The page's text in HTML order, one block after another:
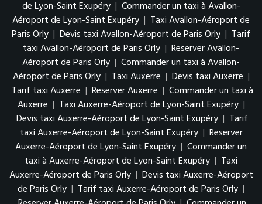
de Lyon-Saint Exupéry | Commander un taxi à Avallon-
Aéroport de Lyon-Saint Exupéry | Taxi Avallon-Aéroport de
Paris Orly | Devis taxi Avallon-Aéroport de Paris Orly | Tarif
taxi Avallon-Aéroport de Paris Orly | Reserver Avallon-
Aéroport de Paris Orly | Commander un taxi à Avallon-
Aéroport de Paris Orly | Taxi Auxerre | Devis taxi Auxerre |
Tarif taxi Auxerre | Reserver Auxerre | Commander un taxi à
Auxerre | Taxi Auxerre-Aéroport de Lyon-Saint Exupéry |
Devis taxi Auxerre-Aéroport de Lyon-Saint Exupéry | Tarif
taxi Auxerre-Aéroport de Lyon-Saint Exupéry | Reserver
Auxerre-Aéroport de Lyon-Saint Exupéry | Commander un
taxi à Auxerre-Aéroport de Lyon-Saint Exupéry | Taxi
Auxerre-Aéroport de Paris Orly | Devis taxi Auxerre-Aéroport
de Paris Orly | Tarif taxi Auxerre-Aéroport de Paris Orly |